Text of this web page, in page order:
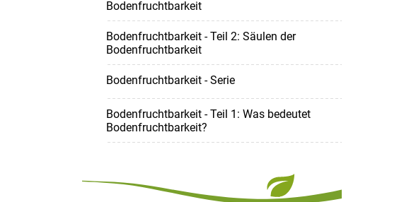
Bodenfruchtbarkeit
Bodenfruchtbarkeit - Teil 2: Säulen der
Bodenfruchtbarkeit
Bodenfruchtbarkeit - Serie
Bodenfruchtbarkeit - Teil 1: Was bedeutet
Bodenfruchtbarkeit?